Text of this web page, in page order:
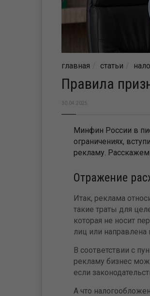
главная статьи
Правила
30.04.2025
Минфин России в
ограничениях,
рекламу.
Отражение
Итак, реклама
такие траты для
которая не носит
лиц или
В соответствии с
рекламу бизнес
если
А что